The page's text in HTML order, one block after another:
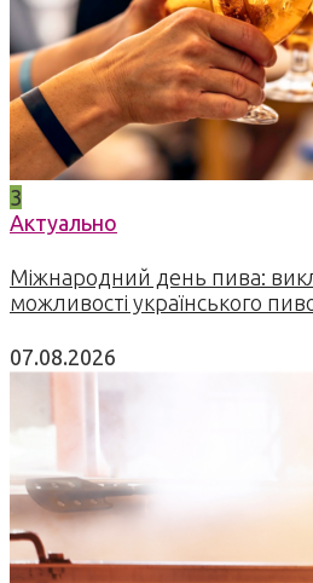
3
Актуально
Міжнародний день пива:
можливості українського
07.08.2026